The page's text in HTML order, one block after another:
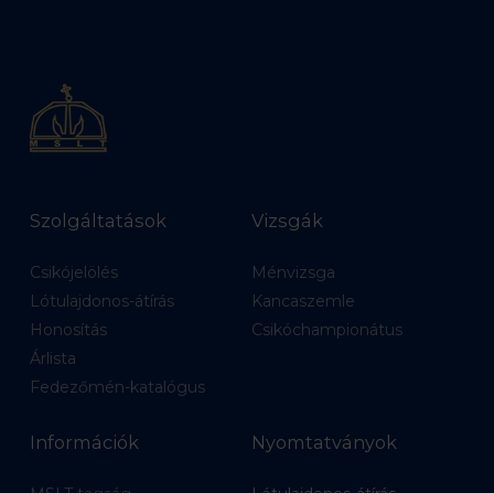
Szolgáltatások
Csikójelölés
Lótulajdonos-átírás
Honosítás
Árlista
Fedezőmén-katalógus
Vizsgák
Ménvizsga
Kancaszemle
Csikóchampionátus
Információk Nyomtatványok